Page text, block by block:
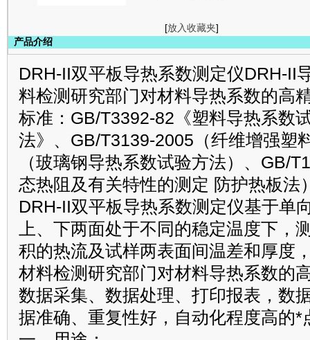
[放入收藏夹]
产品介绍
DRH-II双平板导热系数测定仪DRH-II
料检测研究部门对材料导热系数的高
标准：GB/T3392-82《塑料导热系数
法》、GB/T3139-2005（纤维增强塑
（玻璃钢导热系数试验方法）、GB/
态热阻及有关特性的测定 防护热板法
DRH-II双平板导热系数测定仪基于单
上、下两面处于不同的稳定温度下，
积的热流及试样两表面间温差和厚度
材料检测研究部门对材料导热系数的
数据采集、数据处理、打印报表，数
据准确、重复性好，自动化程度高的*